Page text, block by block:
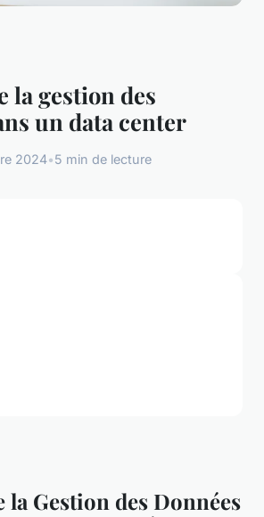
la gestion des
un data center
2024•5 min de lecture
la Gestion des Données